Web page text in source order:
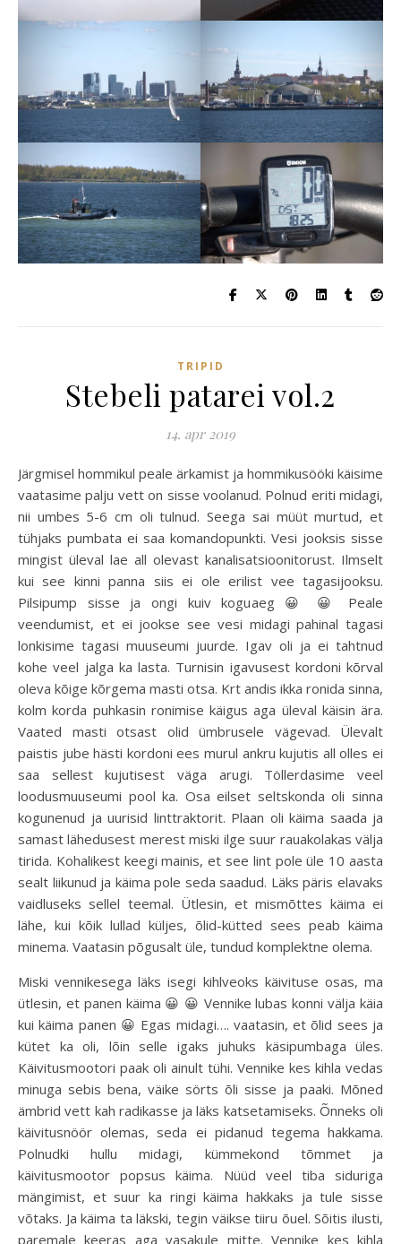
TRIPID
Stebeli patarei vol.2
14. apr 2019
Järgmisel hommikul peale ärkamist ja hommikusööki käisime
vaatasime palju vett on sisse voolanud. Polnud eriti midagi,
nii umbes 5-6 cm oli tulnud. Seega sai müüt murtud, et
tühjaks pumbata ei saa komandopunkti. Vesi jooksis sisse
mingist üleval lae all olevast kanalisatsioonitorust. Ilmselt
kui see kinni panna siis ei ole erilist vee tagasijooksu.
Pilsipump sisse ja ongi kuiv koguaeg 😀 😀 Peale
veendumist, et ei jookse see vesi midagi pahinal tagasi
lonkisime tagasi muuseumi juurde. Igav oli ja ei tahtnud
kohe veel jalga ka lasta. Turnisin igavusest kordoni kõrval
oleva kõige kõrgema masti otsa. Krt andis ikka ronida sinna,
kolm korda puhkasin ronimise käigus aga üleval käisin ära.
Vaated masti otsast olid ümbrusele vägevad. Ülevalt
paistis jube hästi kordoni ees murul ankru kujutis all olles ei
saa sellest kujutisest väga arugi. Töllerdasime veel
loodusmuuseumi pool ka. Osa eilset seltskonda oli sinna
kogunenud ja uurisid linttraktorit. Plaan oli käima saada ja
samast lähedusest merest miski ilge suur rauakolakas välja
tirida. Kohalikest keegi mainis, et see lint pole üle 10 aasta
sealt liikunud ja käima pole seda saadud. Läks päris elavaks
vaidluseks sellel teemal. Ütlesin, et mismõttes käima ei
lähe, kui kõik lullad küljes, õlid-kütted sees peab käima
minema. Vaatasin põgusalt üle, tundud komplektne olema.
Miski vennikesega läks isegi kihlveoks käivituse osas, ma
ütlesin, et panen käima 😀 😀 Vennike lubas konni välja käia
kui käima panen 😀 Egas midagi…. vaatasin, et õlid sees ja
kütet ka oli, lõin selle igaks juhuks käsipumbaga üles.
Käivitusmootori paak oli ainult tühi. Vennike kes kihla vedas
minuga sebis bena, väike sörts õli sisse ja paaki. Mõned
ämbrid vett kah radikasse ja läks katsetamiseks. Õnneks oli
käivitusnöör olemas, seda ei pidanud tegema hakkama.
Polnudki hullu midagi, kümmekond tõmmet ja
käivitusmootor popsus käima. Nüüd veel tiba siduriga
mängimist, et suur ka ringi käima hakkaks ja tule sisse
võtaks. Ja käima ta läkski, tegin väikse tiiru õuel. Sõitis ilusti,
paremale keeras aga vasakule mitte. Vennike kes kihla